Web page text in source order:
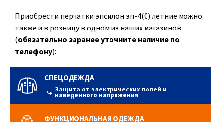
Приобрести перчатки эпсилон эп-4(0) летние можно
также и в розницу в одном из наших магазинов
(обязательно заранее уточните наличие по
телефону):
СПЕЦОДЕЖДА
Защита от электрических полей и
наведенного напряжения
ФУНКЦИОНАЛЬНАЯ ОДЕЖДА